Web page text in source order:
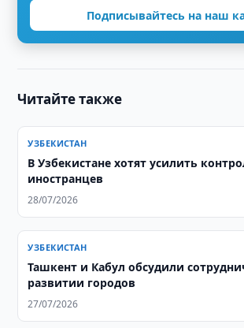
Подписывайтесь на наш
Читайте также
УЗБЕКИСТАН
В Узбекистане хотят усилить
иностранцев
28/07/2026
УЗБЕКИСТАН
Ташкент и Кабул обсудили
развитии городов
27/07/2026